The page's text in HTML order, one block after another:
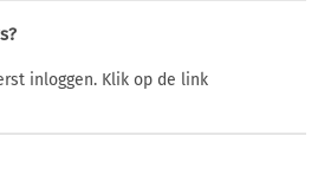
inloggen. Klik op de link